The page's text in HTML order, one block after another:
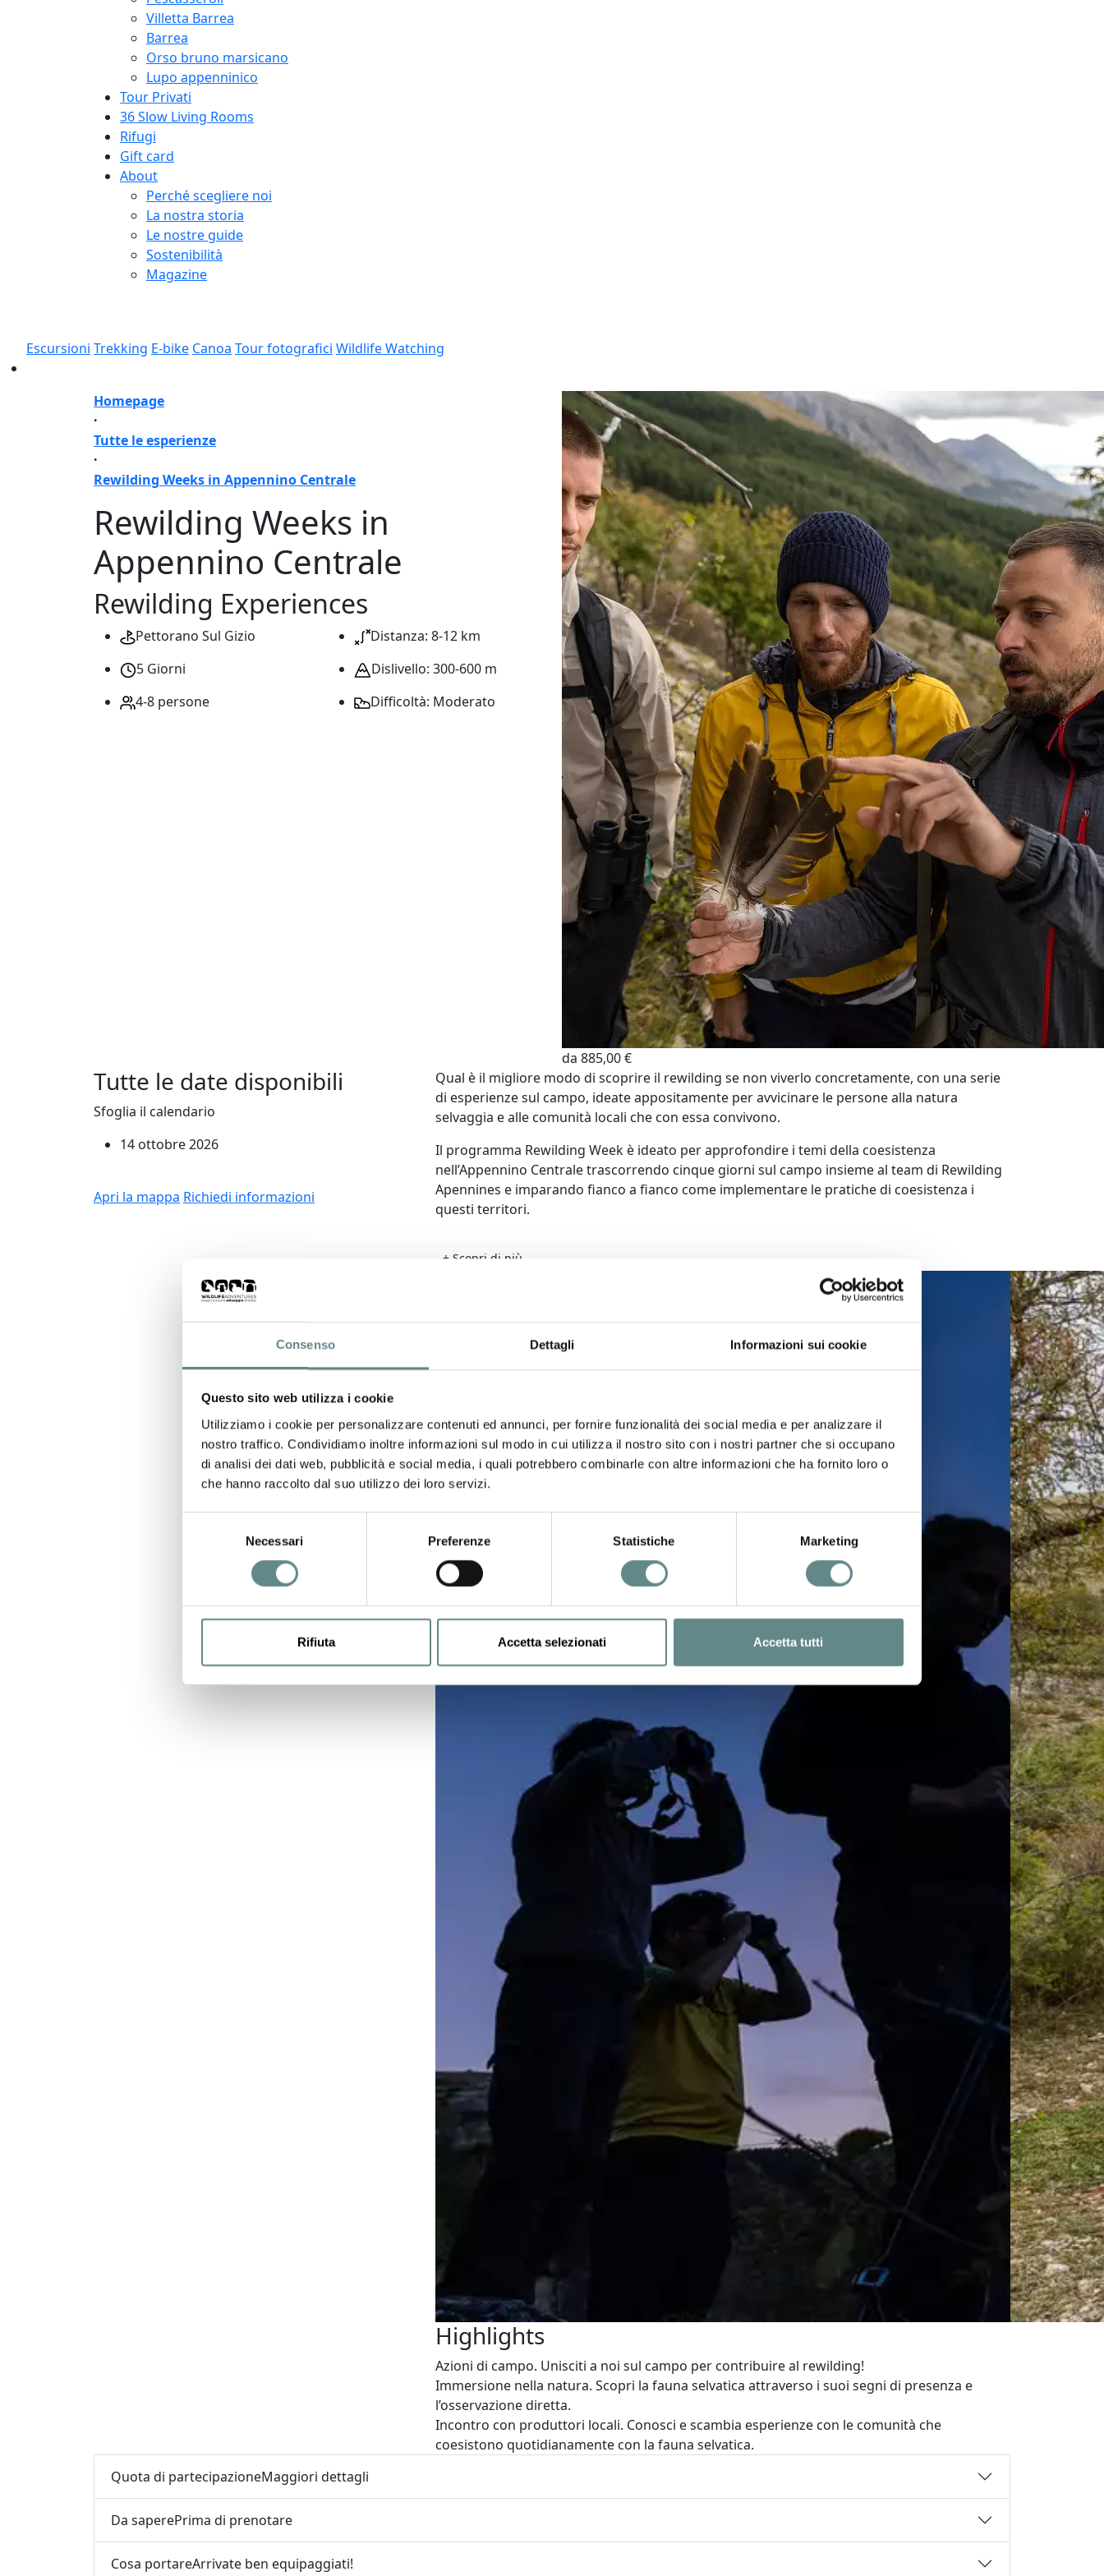
Consenso Dettagli Informazioni sui cookie
Questo sito web utilizza i cookie
Utilizziamo i cookie per personalizzare contenuti ed annunci, per fornire funzionalità dei social media e per analizzare il
nostro traffico. Condividiamo inoltre informazioni sul modo in cui utilizza il nostro sito con i nostri partner che si occupano
di analisi dei dati web, pubblicità e social media, i quali potrebbero combinarle con altre informazioni che ha fornito loro o
che hanno raccolto dal suo utilizzo dei loro servizi.
Necessari Preferenze Statistiche Marketing
Rifiuta Accetta selezionati Accetta tutti
Villetta Barrea
Barrea
Orso bruno marsicano
Lupo appenninico
Tour Privati
36 Slow Living Rooms
Rifugi
Gift card
About
Perché scegliere noi
La nostra storia
Le nostre guide
Sostenibilità
Magazine
Escursioni Trekking E-bike Canoa Tour fotografici Wildlife Watching
Homepage
·
Tutte le esperienze
·
Rewilding Weeks in Appennino Centrale
Rewilding Weeks in
Appennino Centrale
Rewilding Experiences
Pettorano Sul Gizio
Distanza: 8-12 km
5 Giorni
Dislivello: 300-600 m
4-8 persone
Difficoltà: Moderato
da 885,00 €
Tutte le date disponibili
Sfoglia il calendario
14 ottobre 2026
Apri la mappa Richiedi informazioni
Qual è il migliore modo di scoprire il rewilding se non viverlo concretamente, con una serie
di esperienze sul campo, ideate appositamente per avvicinare le persone alla natura
selvaggia e alle comunità locali che con essa convivono.
Il programma Rewilding Week è ideato per approfondire i temi della coesistenza
nell’Appennino Centrale trascorrendo cinque giorni sul campo insieme al team di Rewilding
Apennines e imparando fianco a fianco come implementare le pratiche di coesistenza i
questi territori.
+ Scopri di più
Highlights
Azioni di campo. Unisciti a noi sul campo per contribuire al rewilding!
Immersione nella natura. Scopri la fauna selvatica attraverso i suoi segni di presenza e
l’osservazione diretta.
Incontro con produttori locali. Conosci e scambia esperienze con le comunità che
coesistono quotidianamente con la fauna selvatica.
Quota di partecipazioneMaggiori dettagli
Da saperePrima di prenotare
Cosa portareArrivate ben equipaggiati!